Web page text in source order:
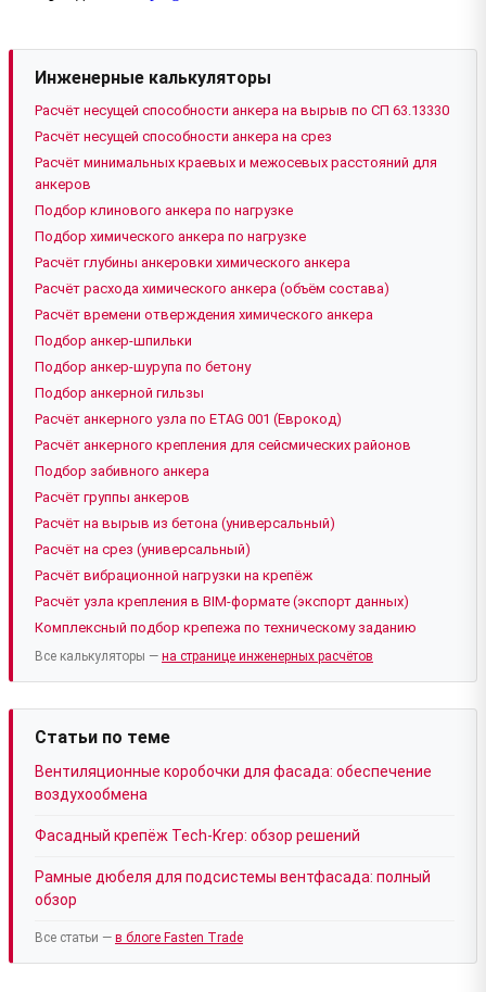
Инженерные калькуляторы
Расчёт несущей способности анкера на вырыв по СП 63.13330
Расчёт несущей способности анкера на срез
Расчёт минимальных краевых и межосевых расстояний для
анкеров
Подбор клинового анкера по нагрузке
Подбор химического анкера по нагрузке
Расчёт глубины анкеровки химического анкера
Расчёт расхода химического анкера (объём состава)
Расчёт времени отверждения химического анкера
Подбор анкер-шпильки
Подбор анкер-шурупа по бетону
Подбор анкерной гильзы
Расчёт анкерного узла по ETAG 001 (Еврокод)
Расчёт анкерного крепления для сейсмических районов
Подбор забивного анкера
Расчёт группы анкеров
Расчёт на вырыв из бетона (универсальный)
Расчёт на срез (универсальный)
Расчёт вибрационной нагрузки на крепёж
Расчёт узла крепления в BIM-формате (экспорт данных)
Комплексный подбор крепежа по техническому заданию
Все калькуляторы — на странице инженерных расчётов
Статьи по теме
Вентиляционные коробочки для фасада: обеспечение
воздухообмена
Фасадный крепёж Tech-Krep: обзор решений
Рамные дюбеля для подсистемы вентфасада: полный
обзор
Все статьи — в блоге Fasten Trade